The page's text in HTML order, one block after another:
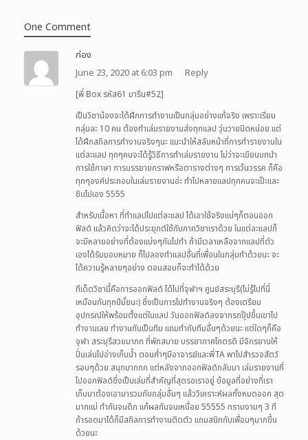
One Comment
ก่อง
June 23, 2020 at 6:03 pm
Reply
[พี่ Box รหัส61 มารีน#52]
เป็นวิชาน้องจะได้ฝึกการทำงานเป็นกลุ่มอย่างแท้จริง เพราะเรียน
กลุ่มละ 10 คน ต้องทำเล่มรายงานส่งทุกแลป วุ่นวายนิดหน่อย แต่
ได้ฝึกสกิลการทำงานจริงๆนะ แนะนำให้สลับหน้าที่การทำรายงานใน
แต่ละแลป ทุกๆคนจะได้รู้วิธีการทำเล่มรายงาน ไม่ว่าจะเขียนบทนำ
การใช้ภาษา การบรรยายกราฟหรือตารางต่างๆ การเว้นวรรค ก็คือ
ทุกๆองค์ประกอบในเล่มรายงานอ่ะ ทำไปหลายแลปทุกคนจะเป๊ะและ
ชินไปเอง 5555
สำหรับเนื้อหา ที่ทำแลปไปแต่ละแลป ได้เอาใช้จริงแน่ๆก็ตอนออก
ฟิลด์ แล้วคิดว่าจะได้ประยุกต์ใช้กับภาควิชาเราด้วย ในแต่ละแลปก็
จะมีหลายอย่างที่ต้องแบ่งๆกันไปทำ ถ้ามีเวลาเหลือจากแลปที่ตัว
เองได้รับมอบหมาย ก็ไปลองทำแลปอื่นที่เพื่อนในกลุ่มทำด้วยนะ จะ
ได้ความรู้หลายๆอย่าง ตอนสอบก็จะทำได้ด้วย
ทีเด็ดวิชานี้คือการออกฟิลด์ ได้ไปที่จุฬาฯ ศูนย์สระบุรี(ไม่รู้ไปที่นี่
เหมือนกันทุกปีมั้ยนะ) ซึ่งเป็นการไปทำงานจริงๆ ต้องเตรียม
อุปกรณ์ให้พร้อมตั้งแต่ในแลป วันออกฟิลด์ลงจากรถปุ๊ปขึ้นเขาไป
ทำงานเลย ทำงานกันเป็นทีม แถมทำกับทีมอื่นๆด้วยนะ แต่ใดๆก็คือ
จุฬา สระบุรีสวยมากก ที่พักสบาย บรรยากาศโคตรดี มีจักรยานให้
ปั่นเล่นไปอ่างเก็บน้ำ ตอนค่ำๆมีอาจารย์และพี่TA พาไปสำรวจสัตว์
รอบๆด้วย สนุกมากกก แต่หลังจากออกฟิลด์กลับมา เล่มรายงานที่
ไปออกฟิลด์ซึ่งเป็นเล่มที่สำคัญที่สุดรอเราอยู่ ข้อมูลที่อย่างที่เรา
เก็บมาต้องเอามารวมกับกลุ่มอื่นๆ แล้ววิเคราะห์ผลทั้งหมดออก สุด
มากแม่ ทำกันจนดึก แก้ผลกันจนเหนื่อย 55555 กราบงามๆ 3 ที
ถ้ารอดมาได้ก็มีสกิลการทำงานติดตัว แถมสนิทกับเพื่อนๆมากขึ้น
ด้วยนะ